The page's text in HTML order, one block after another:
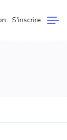
S'inscrire